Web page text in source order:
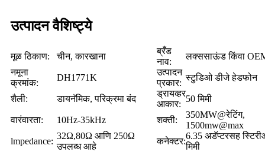
उत्पादन वैशिष्ट्ये
मूळ ठिकाण: चीन, कारखाना
ब्रँड
नाव:
लक्ससाऊंड किंवा
नमूना
क्रमांक:
DH1771K
उत्पादन
प्रकार:
स्टुडिओ डीजे हेडफोन
शैली: डायनॅमिक, परिक्रमा बंद
ड्रायव्हर
आकार:
50 मिमी
वारंवारता: 10Hz-35kHz शक्ती:
350MW@रेटिंग,
1500mw@max
lmpedance:
32Ω,80Ω आणि 250Ω
उपलब्ध आहे
कनेक्टर:
6.35 अडॅप्टरसह
मिमी